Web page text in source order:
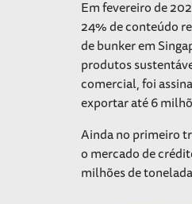
Em fevereiro de
24% de conteúdo
debunkerem
produtos
comercial, foi
exportar até 6
Ainda no primeiro
o mercado de
milhões de